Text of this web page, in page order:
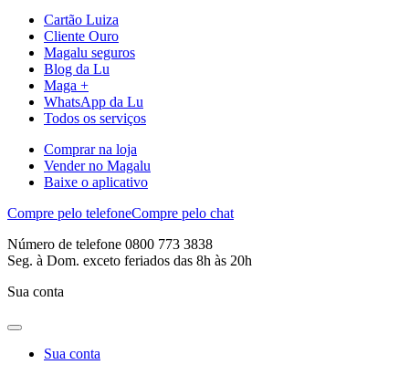
Cartão Luiza
Cliente Ouro
Magalu seguros
Blog da Lu
Maga +
WhatsApp da Lu
Todos os serviços
Comprar na loja
Vender no Magalu
Baixe o aplicativo
Compre pelo telefoneCompre pelo chat
Número de telefone 0800 773 3838
Seg. à Dom. exceto feriados das 8h às 20h
Sua conta
Sua conta